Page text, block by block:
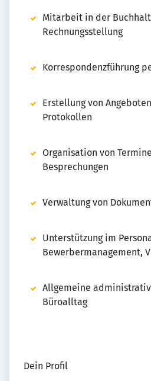
Mitarbeit in der
Rechnungsstellung
Korrespondenzführung
Erstellung von
Protokollen
Organisation von
Besprechungen
Verwaltung von
Unterstützung im
Bewerbermanagement,
Allgemeine
Büroalltag
Dein Profil